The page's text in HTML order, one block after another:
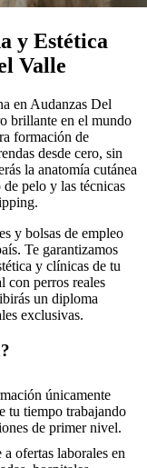
y Estética
Valle
en Audanzas Del
brillante en el mundo
formación de
desde cero, sin
la anatomía cutánea
pelo y las técnicas
y bolsas de empleo
Te garantizamos
y clínicas de tu
con perros reales
un diploma
exclusivas.
únicamente
tu tiempo trabajando
de primer nivel.
a ofertas laborales en